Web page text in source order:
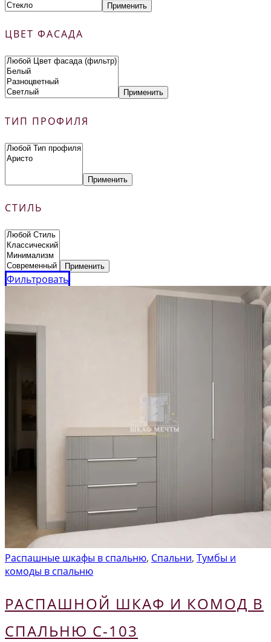
Применить
ЦВЕТ ФАСАДА
Применить
ТИП ПРОФИЛЯ
Применить
СТИЛЬ
Применить
Фильтровать
Распашные шкафы в спальню, Спальни, Тумбы и
комоды в спальню
РАСПАШНОЙ ШКАФ И КОМОД В
СПАЛЬНЮ С-103